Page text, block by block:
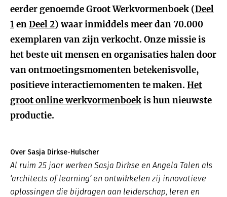
eerder genoemde Groot Werkvormenboek (Deel
1enDeel 2) waar inmiddels meer dan 70.000
exemplaren van zijn verkocht. Onze missie is
het beste uit mensen en organisaties halen door
van ontmoetingsmomenten betekenisvolle,
positieve interactiemomenten te maken. Het
groot online werkvormenboekis hun nieuwste
productie.
Over Sasja Dirkse-Hulscher
Al ruim 25 jaar werken Sasja Dirkse en Angela Talen als
‘architects of learning’ en ontwikkelen zij innovatieve
oplossingen die bijdragen aan leiderschap, leren en